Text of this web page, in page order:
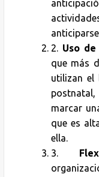
2. Uso
que más
utilizan el
postnatal,
marcar
que es
ella.
3.